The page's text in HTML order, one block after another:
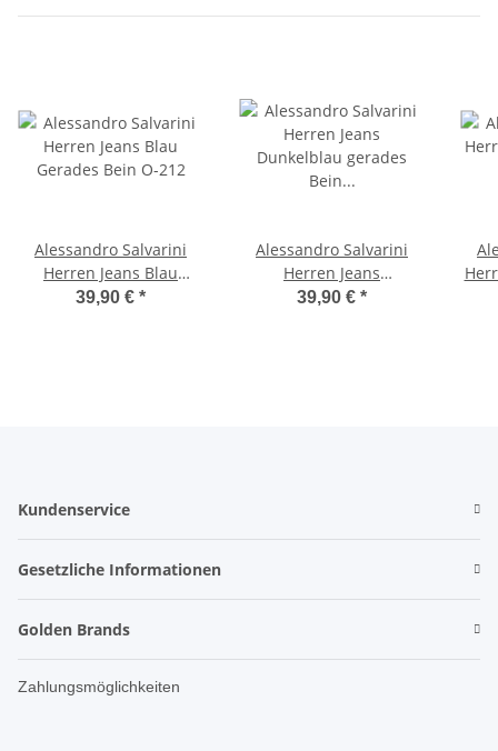
Alessandro Salvarini
Herren Jeans Blau
Gerades Bein O-212
39,90 € *
Alessandro Salvarini
Herren Jeans
Dunkelblau gerades
39,90 € *
Kundenservice
Gesetzliche Informationen
Golden Brands
Zahlungsmöglichkeiten